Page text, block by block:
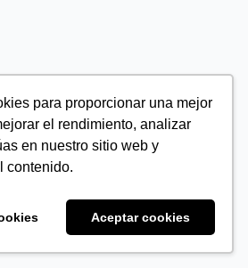
para proporcionar una mejor
el rendimiento, analizar
en nuestro sitio web y
contenido.
Aceptar cookies